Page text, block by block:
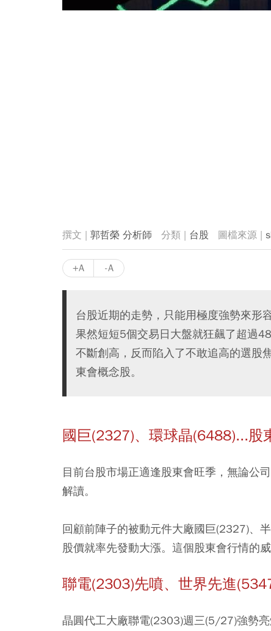
郭哲榮 分析師 台股
+A -A
台股近期的走勢，只能用極度強勢來形
果然短短5個交易日大盤就狂飆了超過
不斷創高，反而陷入了不敢追高的選股
東會概念股。
國巨(2327)、環球晶(6488)...股
目前台股市場正適逢股東會旺季，無論公
解讀。
回顧前陣子的被動元件大廠國巨(2327)、
股價就率先發動大漲。這個股東會行情的
聯電(2303)先噴、 世界先進
晶圓代工大廠聯電(2303)週三(5/27)強勢